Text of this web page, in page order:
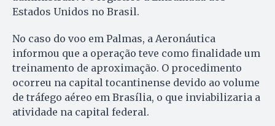
Estados Unidos no Brasil.
No caso do voo em Palmas, a Aeronáutica
informou que a operação teve como finalidade um
treinamento de aproximação. O procedimento
ocorreu na capital tocantinense devido ao volume
de tráfego aéreo em Brasília, o que inviabilizaria a
atividade na capital federal.